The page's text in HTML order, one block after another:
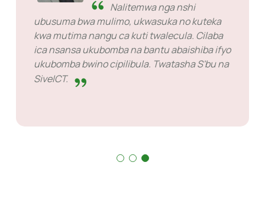
SiveHost pa ntanshi ya
nshita - SiveHost ilingi line
intanshi kabili ilingi line balaishiba ifintu pa
ntanshi ya nshita. Kuli imilandu imo ilyo nali
no kulolela ukwasuka lelo ico te cintu ca
kubacingilila. Baliba bwino mu fyo bacita.